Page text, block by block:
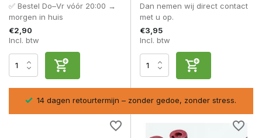
✅ Bestel Do–Vr vóór 20:00 →
morgen in huis
€2,90
Incl. btw
Dan nemen wij direct contact
met u op.
€3,95
Incl. btw
14 dagen retourtermijn – zonder gedoe, zonder stress.